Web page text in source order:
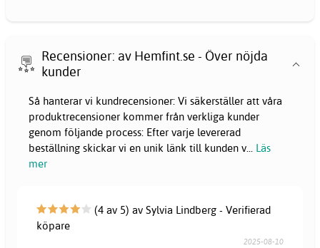
Recensioner: av Hemfint.se - Över nöjda
kunder
Så hanterar vi kundrecensioner: Vi säkerställer att våra
produktrecensioner kommer från verkliga kunder
genom följande process: Efter varje levererad
beställning skickar vi en unik länk till kunden v... Läs
mer
(4 av 5) av Sylvia Lindberg - Verifierad
köpare
2025-08-10